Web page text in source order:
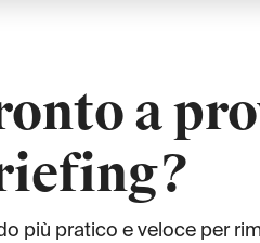
a
più pratico e veloce per